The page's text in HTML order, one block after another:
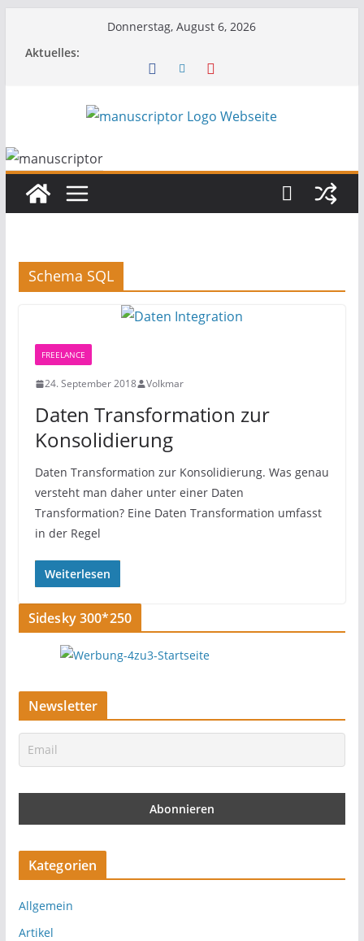
Donnerstag, August 6, 2026
Aktuelles:
Schema SQL
FREELANCE
24. September 2018 Volkmar
Daten Transformation zur
Konsolidierung
Daten Transformation zur Konsolidierung. Was genau
versteht man daher unter einer Daten
Transformation? Eine Daten Transformation umfasst
in der Regel
Weiterlesen
Sidesky 300*250
Newsletter
Kategorien
Allgemein
Artikel